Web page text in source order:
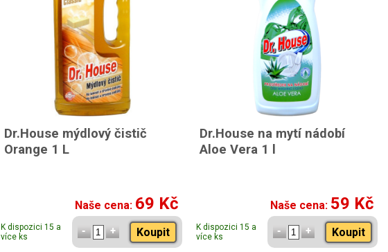
Dr.House mýdlový čistič
Orange 1 L
Naše cena: 69 Kč
K dispozici 15 a
více ks
Koupit
Dr.House na mytí nádobí
Aloe Vera 1 l
Naše cena: 59 Kč
K dispozici 15 a
více ks
Koupit